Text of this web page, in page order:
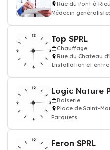
Rue du Pont à
Médecin
Top SPRL
Chauffage
Rue du Chateau
Installation et
Logic Nature
Boiserie
Place de Saint-
Parquets
Feron SPRL